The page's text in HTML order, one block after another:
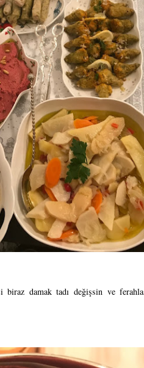
biraz damak tadı değişsin ve